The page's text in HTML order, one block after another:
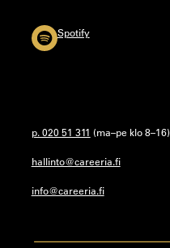
Spotify
p. 020 51 311 (ma–pe klo 8–16)
hallinto@careeria.fi
info@careeria.fi